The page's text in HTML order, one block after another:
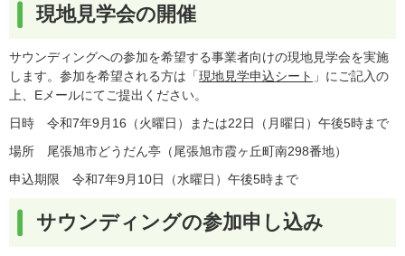
現地見学会の開催
サウンディングへの参加を希望する事業者向けの現地見学会を実施
します。参加を希望される方は「現地見学申込シート 」にご記入の
上、Eメールにてご提出ください。
日時 令和7年9月16（火曜日）または22日（月曜日）午後5時まで
場所 尾張旭市どうだん亭（尾張旭市霞ヶ丘町南298番地）
申込期限 令和7年9月10日（水曜日）午後5時まで
サウンディングの参加申し込み